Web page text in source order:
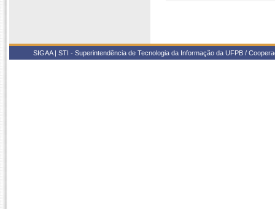
SIGAA | STI - Superintendência de Tecnologia da Informação da UFPB /